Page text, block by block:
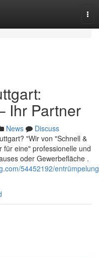
Ihr Partner
News
Discuss
"Wir von "Schnell &
für eine" professionelle und
oder Gewerbefläche .
54452192/